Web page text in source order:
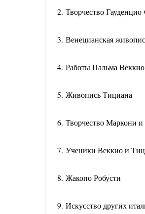
2. Творчество
3. Венецианская
4. Работы Пальма Веккио
5. Живопись Тициана
6. Творчество Маркони
7. Ученики Веккио и
8. Жакопо Робусти
9. Искусство других